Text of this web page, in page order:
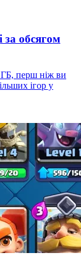
за обсягом
ГБ, перш ніж ви
ігор у